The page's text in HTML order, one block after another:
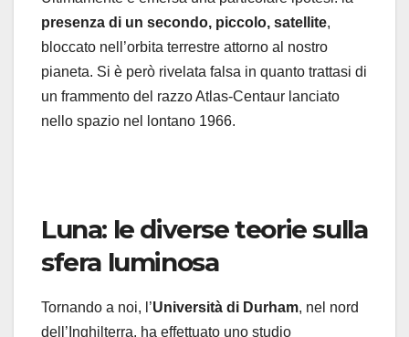
presenza di un secondo, piccolo, satellite,
bloccato nell’orbita terrestre attorno al nostro
pianeta. Si è però rivelata falsa in quanto trattasi di
un frammento del razzo Atlas-Centaur lanciato
nello spazio nel lontano 1966.
Luna: le diverse teorie sulla
sfera luminosa
Tornando a noi, l’Università di Durham, nel nord
dell’Inghilterra, ha effettuato uno studio